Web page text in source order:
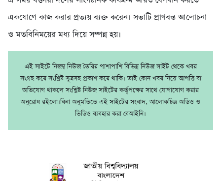
একযোগে কাজ করার প্রত্যয় ব্যক্ত করেন। সভাটি প্রাণবন্ত আলোচনা
ও মতবিনিময়ের মধ্য দিয়ে সম্পন্ন হয়।
এই সাইটে নিজম্ব নিউজ তৈরির পাশাপাশি বিভিন্ন নিউজ সাইট থেকে খবর
সংগ্রহ করে সংশ্লিষ্ট সূত্রসহ প্রকাশ করে থাকি। তাই কোন খবর নিয়ে আপত্তি বা
অভিযোগ থাকলে সংশ্লিষ্ট নিউজ সাইটের কর্তৃপক্ষের সাথে যোগাযোগ করার
অনুরোধ রইলো।বিনা অনুমতিতে এই সাইটের সংবাদ, আলোকচিত্র অডিও ও
ভিডিও ব্যবহার করা বেআইনি।